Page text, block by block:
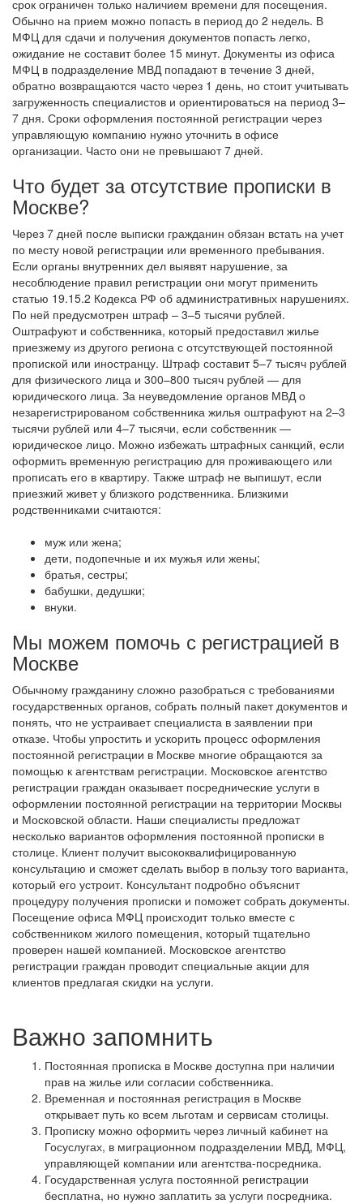
срок ограничен только наличием времени для посещения.
Обычно на прием можно попасть в период до 2 недель. В
МФЦ для сдачи и получения документов попасть легко,
ожидание не составит более 15 минут. Документы из офиса
МФЦ в подразделение МВД попадают в течение 3 дней,
обратно возвращаются часто через 1 день, но стоит учитывать
загруженность специалистов и ориентироваться на период 3–
7 дня. Сроки оформления постоянной регистрации через
управляющую компанию нужно уточнить в офисе
организации. Часто они не превышают 7 дней.
Что будет за отсутствие прописки в
Москве?
Через 7 дней после выписки гражданин обязан встать на учет
по месту новой регистрации или временного пребывания.
Если органы внутренних дел выявят нарушение, за
несоблюдение правил регистрации они могут применить
статью 19.15.2 Кодекса РФ об административных нарушениях.
По ней предусмотрен штраф – 3–5 тысячи рублей.
Оштрафуют и собственника, который предоставил жилье
приезжему из другого региона с отсутствующей постоянной
пропиской или иностранцу. Штраф составит 5–7 тысяч рублей
для физического лица и 300–800 тысяч рублей — для
юридического лица. За неуведомление органов МВД о
незарегистрированом собственника жилья оштрафуют на 2–3
тысячи рублей или 4–7 тысячи, если собственник —
юридическое лицо. Можно избежать штрафных санкций, если
оформить временную регистрацию для проживающего или
прописать его в квартиру. Также штраф не выпишут, если
приезжий живет у близкого родственника. Близкими
родственниками считаются:
муж или жена;
дети, подопечные и их мужья или жены;
братья, сестры;
бабушки, дедушки;
внуки.
Мы можем помочь с регистрацией в
Москве
Обычному гражданину сложно разобраться с требованиями
государственных органов, собрать полный пакет документов и
понять, что не устраивает специалиста в заявлении при
отказе. Чтобы упростить и ускорить процесс оформления
постоянной регистрации в Москве многие обращаются за
помощью к агентствам регистрации. Московское агентство
регистрации граждан оказывает посреднические услуги в
оформлении постоянной регистрации на территории Москвы
и Московской области. Наши специалисты предложат
несколько вариантов оформления постоянной прописки в
столице. Клиент получит высококвалифицированную
консультацию и сможет сделать выбор в пользу того варианта,
который его устроит. Консультант подробно объяснит
процедуру получения прописки и поможет собрать документы.
Посещение офиса МФЦ происходит только вместе с
собственником жилого помещения, который тщательно
проверен нашей компанией. Московское агентство
регистрации граждан проводит специальные акции для
клиентов предлагая скидки на услуги.
Важно запомнить
Постоянная прописка в Москве доступна при наличии
прав на жилье или согласии собственника.
Временная и постоянная регистрация в Москве
открывает путь ко всем льготам и сервисам столицы.
Прописку можно оформить через личный кабинет на
Госуслугах, в миграционном подразделении МВД, МФЦ,
управляющей компании или агентства-посредника.
Государственная услуга постоянной регистрации
бесплатна, но нужно заплатить за услуги посредника.